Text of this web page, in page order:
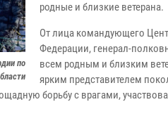
по
родные и близкие ветерана.
От лица командующего
Федерации, генерал-
всем родным и близким
ярким представителем
борьбу с врагами,